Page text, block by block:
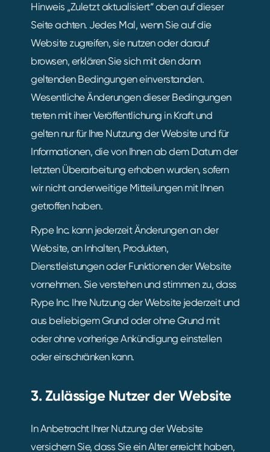
Hinweis „Zuletzt aktualisiert“ oben auf dieser
Seite achten. Jedes Mal, wenn Sie auf die
Website zugreifen, sie nutzen oder darauf
browsen, erklären Sie sich mit den dann
geltenden Bedingungen einverstanden.
Wesentliche Änderungen dieser Bedingungen
treten mit ihrer Veröffentlichung in Kraft und
gelten nur für Ihre Nutzung der Website und für
Informationen, die von Ihnen ab dem Datum der
letzten Überarbeitung erhoben wurden, sofern
wir nicht anderweitige Mitteilungen mit Ihnen
getroffen haben.
Rype Inc. kann jederzeit Änderungen an der
Website, an Inhalten, Produkten,
Dienstleistungen oder Funktionen der Website
vornehmen. Sie verstehen und stimmen zu, dass
Rype Inc. Ihre Nutzung der Website jederzeit und
aus beliebigem Grund oder ohne Grund mit
oder ohne vorherige Ankündigung einstellen
oder einschränken kann.
3. Zulässige Nutzer der Website
In Anbetracht Ihrer Nutzung der Website
versichern Sie, dass Sie ein Alter erreicht haben,